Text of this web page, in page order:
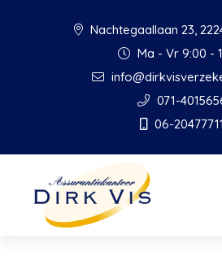
Nachtegaallaan 23,
Ma - Vr 9:00 -
071-
06-20477711